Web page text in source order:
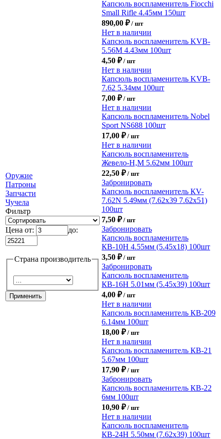
Оружие
Патроны
Запчасти
Чучела
Фильтр
Цена от: до:
Страна производитель
Капсюль воспламенитель Fiocchi
Small Rifle 4.45мм 150шт
890,00 ₽/ шт
Нет в наличии
Капсюль воспламенитель KVB-
5.56М 4.43мм 100шт
4,50 ₽/ шт
Нет в наличии
Капсюль воспламенитель KVB-
7.62 5.34мм 100шт
7,00 ₽/ шт
Нет в наличии
Капсюль воспламенитель Nobel
Sport NS688 100шт
17,00 ₽/ шт
Нет в наличии
Капсюль воспламенитель
Жевело-Н,М 5.62мм 100шт
22,50 ₽/ шт
Забронировать
Капсюль воспламенитель КV-
7.62N 5.49мм (7.62х39 7.62х51)
100шт
7,50 ₽/ шт
Забронировать
Капсюль воспламенитель
КВ-10Н 4.55мм (5.45х18) 100шт
3,50 ₽/ шт
Забронировать
Капсюль воспламенитель
КВ-16Н 5.01мм (5.45х39) 100шт
4,00 ₽/ шт
Нет в наличии
Капсюль воспламенитель КВ-209
6.14мм 100шт
18,00 ₽/ шт
Нет в наличии
Капсюль воспламенитель КВ-21
5.67мм 100шт
17,90 ₽/ шт
Забронировать
Капсюль воспламенитель КВ-22
6мм 100шт
10,90 ₽/ шт
Нет в наличии
Капсюль воспламенитель
КВ-24Н 5.50мм (7.62х39) 100шт